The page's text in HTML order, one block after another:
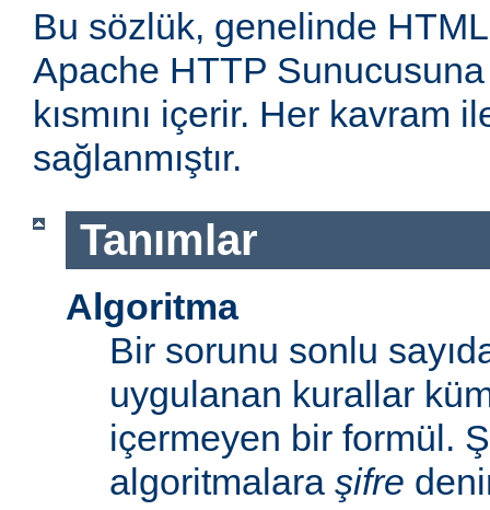
Bu sözlük, genelinde
Apache HTTP
kısmını içerir. Her kavram
sağlanmıştır.
Tanımlar
Algoritma
Bir sorunu sonlu
uygulanan kurallar
içermeyen bir formül.
algoritmalara şifre